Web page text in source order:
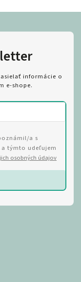
informácie o
e-shope.
a s
týmto udeľujem
osobných údajov